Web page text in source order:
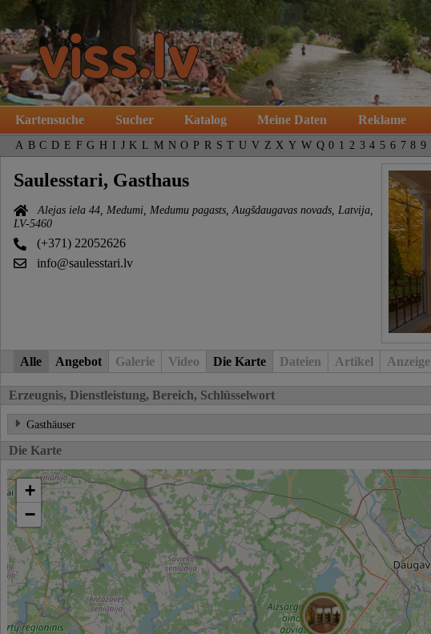
Kartensuche Sucher Katalog Meine Daten Reklame
A B C D E F G H I J K L M N O P R S T U V Z X Y W Q 0 1 2 3 4 5 6 7 8 9
Saulesstari, Gasthaus
Alejas iela 44, Medumi, Medumu pagasts, Augšdaugavas novads, Latvija,
LV-5460
(+371) 22052626
info@saulesstari.lv
Alle Angebot Galerie Video Die Karte Dateien Artikel Anzeige
Erzeugnis, Dienstleistung, Bereich, Schlüsselwort
Gasthäuser
Die Karte
+
−